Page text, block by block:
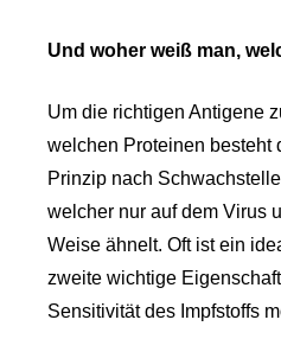
Und woher weiß man,
Um die richtigen Antigene
welchen Proteinen besteht
Prinzip nach
welcher nur auf dem Virus
Weise ähnelt. Oft ist ein
zweite wichtige
Sensitivität des Impfstoffs